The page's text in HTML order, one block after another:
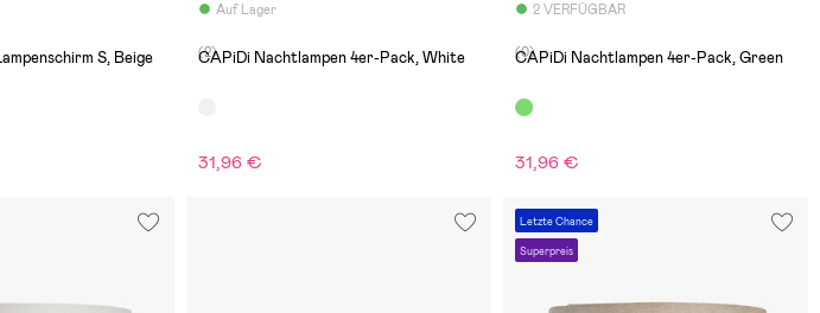
S, Beige
Auf Lager
(2)
CAPiDi Nachtlampen 4er-Pack, White
31,96 €
2 VERFÜGBAR
(0)
CAPiDi Nachtlampen 4er-Pack, Green
31,96 €
Letzte Chance
Superpreis